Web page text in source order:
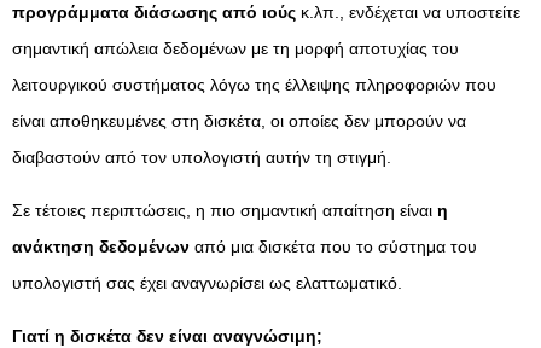
προγράμματα διάσωσης από ιούς κ.λπ., ενδέχεται να υποστείτε
σημαντική απώλεια δεδομένων με τη μορφή αποτυχίας του
λειτουργικού συστήματος λόγω της έλλειψης πληροφοριών που
είναι αποθηκευμένες στη δισκέτα, οι οποίες δεν μπορούν να
διαβαστούν από τον υπολογιστή αυτήν τη στιγμή.
Σε τέτοιες περιπτώσεις, η πιο σημαντική απαίτηση είναι η
ανάκτηση δεδομένων από μια δισκέτα που το σύστημα του
υπολογιστή σας έχει αναγνωρίσει ως ελαττωματικό.
Γιατί η δισκέτα δεν είναι αναγνώσιμη;